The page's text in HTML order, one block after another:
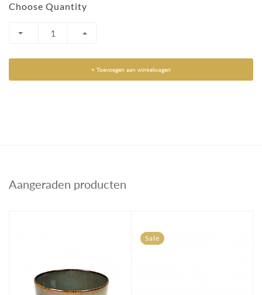
Choose Quantity
+ Toevoegen aan winkelwagen
Aangeraden producten
Sale